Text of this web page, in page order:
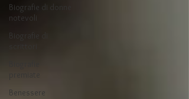
Biografie di donne
notevoli
Biografie di
Benessere